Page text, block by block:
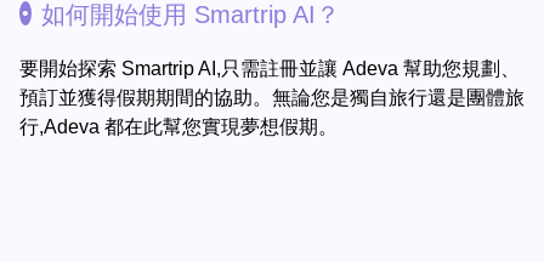
如何開始使用 Smartrip AI？
要開始探索 Smartrip AI,只需註冊並讓 Adeva 幫助您規劃、
預訂並獲得假期期間的協助。無論您是獨自旅行還是團體旅
行,Adeva 都在此幫您實現夢想假期。